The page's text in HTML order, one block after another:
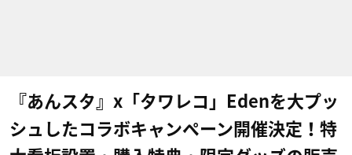
『あんスタ』x「タワレコ」Edenを大プッ
シュしたコラボキャンペーン開催決定！特